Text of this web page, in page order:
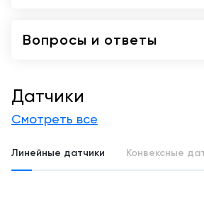
Вопросы и ответы
Датчики
Смотреть все
Линейные датчики Конвексные